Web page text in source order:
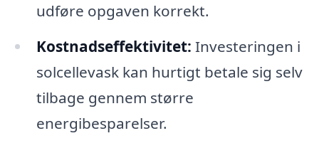
udføre opgaven korrekt.
Kostnadseffektivitet: Investeringen i
solcellevask kan hurtigt betale sig selv
tilbage gennem større
energibesparelser.